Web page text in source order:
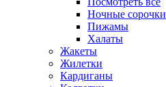
Ночные сорочки
Пижамы
Халаты
Жакеты
Жилетки
Кардиганы